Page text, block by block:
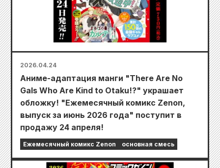
2026.04.24
Аниме-адаптация манги "There Are No
Gals Who Are Kind to Otaku!?" украшает
обложку! "Ежемесячный комикс Zenon,
выпуск за июнь 2026 года" поступит в
продажу 24 апреля!
Ежемесячный комикс Zenon основная смесь